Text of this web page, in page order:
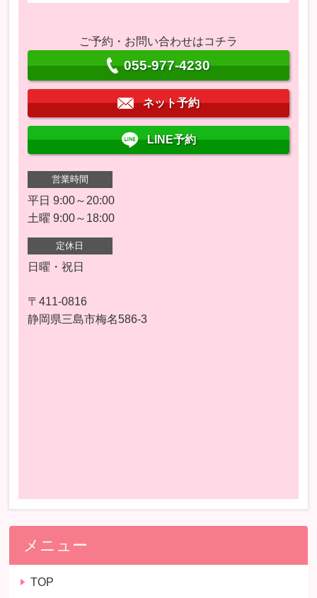
ご予約・お問い合わせはコチラ
055-977-4230
ネット予約
LINE予約
営業時間
平日 9:00～20:00
土曜 9:00～18:00
定休日
日曜・祝日
〒411-0816
静岡県三島市梅名586-3
メニュー
TOP